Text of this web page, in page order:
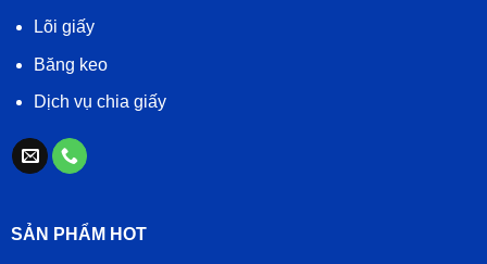
Lõi giấy
Băng keo
Dịch vụ chia giấy
SẢN PHẨM HOT